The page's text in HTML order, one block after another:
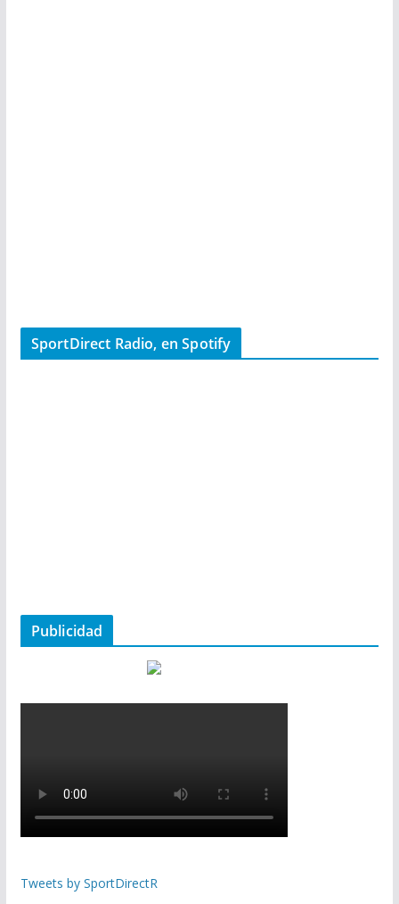
SportDirect Radio, en Spotify
Publicidad
Tweets by SportDirectR